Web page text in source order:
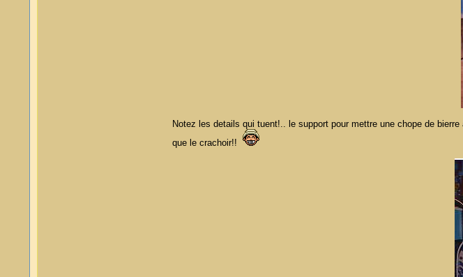
Notez les details qui tuent!.. le support pour mettre une chope de
que le crachoir!!